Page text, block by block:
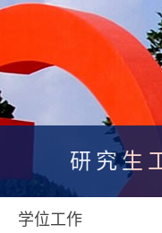
研究生
学位工作